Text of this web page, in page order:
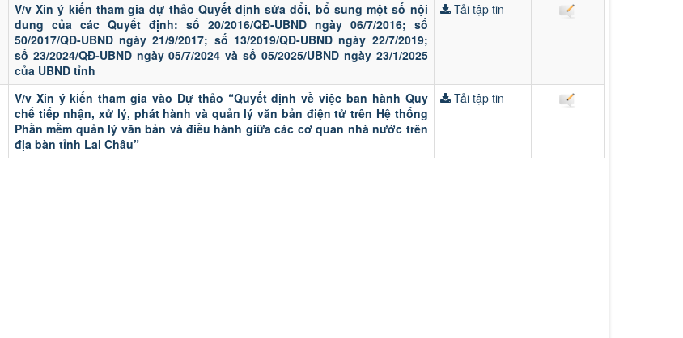
V/v Xin ý kiến tham gia dự thảo Quyết định sửa đổi, bổ sung một số nội
dung của các Quyết định: số 20/2016/QĐ-UBND ngày 06/7/2016; số
50/2017/QĐ-UBND ngày 21/9/2017; số 13/2019/QĐ-UBND ngày 22/7/2019;
số 23/2024/QĐ-UBND ngày 05/7/2024 và số 05/2025/UBND ngày 23/1/2025
của UBND tỉnh
Tải tập tin
V/v Xin ý kiến tham gia vào Dự thảo “Quyết định về việc ban hành Quy
chế tiếp nhận, xử lý, phát hành và quản lý văn bản điện tử trên Hệ thống
Phần mềm quản lý văn bản và điều hành giữa các cơ quan nhà nước trên
địa bàn tỉnh Lai Châu”
Tải tập tin